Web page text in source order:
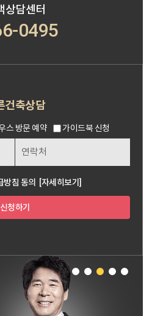
상담센터
0495
건축상담
스 방문 예약 가이드북 신청
방침 동의 [자세히보기]
신청하기